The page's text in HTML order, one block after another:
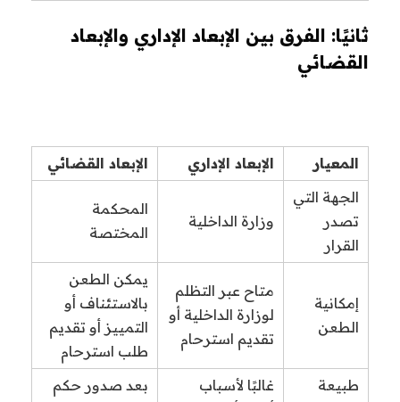
ثانيًا: الفرق بين الإبعاد الإداري والإبعاد
القضائي
المعيار الإبعاد الإداري
الإبعاد القضائي
الجهة التي
تصدر
القرار
وزارة الداخلية
المحكمة
المختصة
إمكانية
الطعن
متاح عبر التظلم
لوزارة الداخلية أو
تقديم استرحام
يمكن الطعن
بالاستئناف أو
التمييز أو تقديم
طلب استرحام
طبيعة
غالبًا لأسباب
بعد صدور حكم